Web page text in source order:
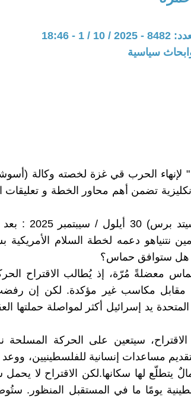
- 18:46
سياسية
الحرب قي غزة لخصته وكالة
تضمن أهم محاور الخطة و تعليقات
القاهرة
نتنياهو دعمه لخطة السلام
هل ستوافق حماس؟
حماس معضلةً مُرّة، إذ يُطالب الاقتراح
مقابل مكاسب غير مؤكدة. لكن إن
يد إسرائيل أكثر لمواصلة حملتها
الاقتراح، سيتعين على الحركة المسلحة
بتقديم مساعدات إنسانية للفلسطينيين،
يتطلّع لها سكانها.لكن الاقتراح لا
يومًا ما في المستقبل المنظور.